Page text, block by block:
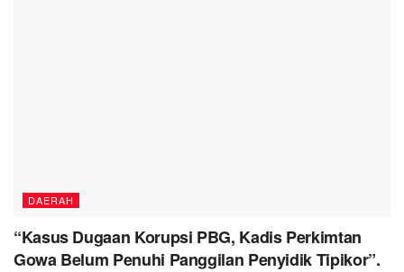
DAERAH
“Kasus Dugaan Korupsi PBG, Kadis Perkimtan
Gowa Belum Penuhi Panggilan Penyidik Tipikor”.